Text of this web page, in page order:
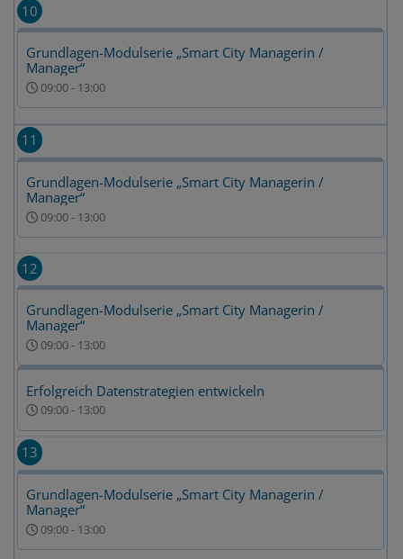
10
Grundlagen-Modulserie „Smart City Managerin /
Manager“
09:00- 13:00
11
Grundlagen-Modulserie „Smart City Managerin /
Manager“
09:00- 13:00
12
Grundlagen-Modulserie „Smart City Managerin /
Manager“
09:00- 13:00
Erfolgreich Datenstrategien entwickeln
09:00- 13:00
13
Grundlagen-Modulserie „Smart City Managerin /
Manager“
09:00- 13:00